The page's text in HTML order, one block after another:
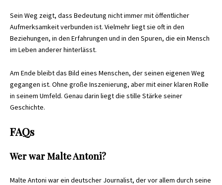
Sein Weg zeigt, dass Bedeutung nicht immer mit öffentlicher
Aufmerksamkeit verbunden ist. Vielmehr liegt sie oft in den
Beziehungen, in den Erfahrungen und in den Spuren, die ein Mensch
im Leben anderer hinterlässt.
Am Ende bleibt das Bild eines Menschen, der seinen eigenen Weg
gegangen ist. Ohne große Inszenierung, aber mit einer klaren Rolle
in seinem Umfeld. Genau darin liegt die stille Stärke seiner
Geschichte.
FAQs
Wer war Malte Antoni?
Malte Antoni war ein deutscher Journalist, der vor allem durch seine